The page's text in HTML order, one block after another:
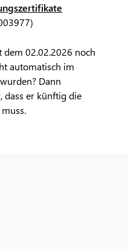
dem 02.02.2026 noch
automatisch im
Dann
dass er künftig die